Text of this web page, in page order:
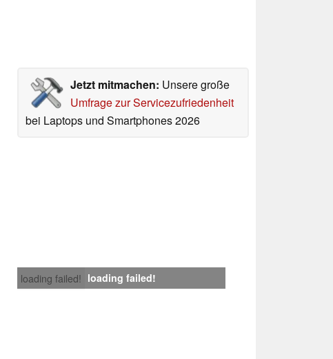
Jetzt mitmachen: Unsere große
Umfrage zur Servicezufriedenheit
bei Laptops und Smartphones 2026
loading failed! loading failed!